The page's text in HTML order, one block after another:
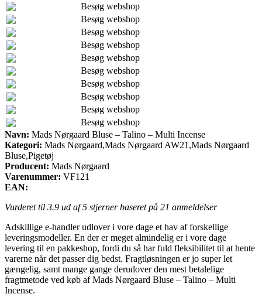
Besøg webshop
Besøg webshop
Besøg webshop
Besøg webshop
Besøg webshop
Besøg webshop
Besøg webshop
Besøg webshop
Besøg webshop
Besøg webshop
Navn: Mads Nørgaard Bluse – Talino – Multi Incense
Kategori: Mads Nørgaard,Mads Nørgaard AW21,Mads Nørgaard
Bluse,Pigetøj
Producent: Mads Nørgaard
Varenummer: VF121
EAN:
Vurderet til 3.9 ud af 5 stjerner baseret på 21 anmeldelser
Adskillige e-handler udlover i vore dage et hav af forskellige
leveringsmodeller. En der er meget almindelig er i vore dage
levering til en pakkeshop, fordi du så har fuld fleksibilitet til at hente
varerne når det passer dig bedst. Fragtløsningen er jo super let
gængelig, samt mange gange derudover den mest betalelige
fragtmetode ved køb af Mads Nørgaard Bluse – Talino – Multi
Incense.